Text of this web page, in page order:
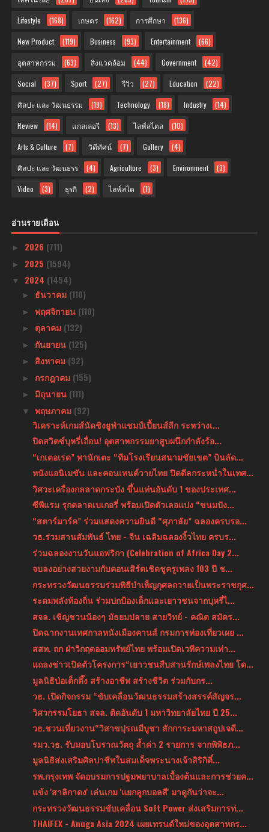
Lifestyle (168) เกษตร (162) การศึกษา (136)
New Product (119) Business (93) Entertainment (66)
อุตสาหกรรม (63) สิ่งแวดล้อม (44) Government (42)
Social (37) Sport (27) รีวิว (27) Education (22)
ศิลปะ และ วัฒนธรรม (19) Technology (18) Industry (14)
Review (14) แกลเลอรี (13) ไลฟ์สไตล (10)
Arts & Culture (7) วิดีทัศน์ (7) Gallery (4)
ศิลปะ และ วัฒนธรร (4) Agriculture (3) Environment (3)
Video (3) ธุรกิ (2) ไลฟ์สไต (1)
อ่านรายเดือน
► 2026 (711)
► 2025 (1594)
▼ 2024 (1454)
► ธันวาคม (110)
► พฤศจิกายน (110)
► ตุลาคม (132)
► กันยายน (125)
► สิงหาคม (92)
► กรกฎาคม (155)
► มิถุนายน (111)
▼ พฤษภาคม (92)
วิเคราะห์เกมส์นัดชิงยูฟ่าแชมป์เปี้ยนส์ลีก ระหว่างเ...
ปิดสวิตซ์บุหรี่เถื่อน! อุตสาหกรรมยาสูบผนึกกำลังร้อ...
“เกเตอเรด” พานักเตะ “ทีมโรงเรียนสนามชัยเขต” บินลัด...
หนังแอนิเมชัน และคอนเทนต์วายไทย ปิดดีลกระหน่ำในเทศ...
วิศวะเครื่องกลลาดกระบัง ขึ้นแท่นอันดับ 1 ของประเทศ...
ซีพีแรม รุกตลาดเบเกอรี่ พร้อมเปิดตัวเลอแปง “ขนมปัง...
“สตาร์มาร์ค” ร่วมแสดงความยินดี “ศุภาลัย” ฉลองครบรอ...
วธ.ร่วมสานสัมพันธ์ ไทย - จีน เฉลิมฉลองงิ้วไทย ครบร...
ร่วมฉลองงานวันแอฟริกา (Celebration of Africa Day 2...
จบลงอย่างสวยงามกับคอนเสิร์ตเชิดชูครูเพลง 103 ปี ช...
กระทรวงวัฒนธรรมร่วมพิธีบำเพ็ญกุศลถวายเป็นพระราชกุศ...
ระดมพลังท้องถิ่น ร่วมปกป้องเด็กและเยาวชนจากบุหรี่ไ...
สจล. เชิญชวนน้องๆ มัธยมปลาย สายวิทย์ - คณิต สมัคร...
ปิดฉากงานเทศกาลหนังเมืองคานส์ กรมการท่องเที่ยวเผย ...
สสท. ถก ฝ่าวิกฤตออมทรัพย์ไทย พร้อมเปิดเวทีความเท่า...
แถลงข่าวเปิดตัวโครงการ“เยาวชนสืบสานรักษ์เพลงไทย โด...
มูลนิธิป่อเต็กตึ๊ง สร้างอาชีพ สร้างชีวิต ร่วมกับกร...
วธ. เปิดกิจกรรม “ขับเคลื่อนวัฒนธรรมสร้างสรรค์สัญจร...
วิศวกรรมโยธา สจล. ติดอันดับ 1 มหาวิทยาลัยไทย ปี 25...
วธ.ชวนเที่ยวงาน“วิสาขปุรณมีบูชา สักการะมหาสถูปเจดี...
รมว.วธ. รับมอบโบราณวัตถุ ล้ำค่า 2 รายการ จากพิพิธภ...
มูลนิธิส่งเสริมศิลปาชีพในสมเด็จพระนางเจ้าสิริกิติ์...
รพ.กรุงเทพ จัดอบรมการปฐมพยาบาลเบื้องต้นและการช่วยค...
แข้ง 'สาลิกาดง' เล่นเกม 'แยกลูกบอลสี' มาดูกันว่าจะ...
กระทรวงวัฒนธรรมขับเคลื่อน Soft Power ส่งเสริมการท่...
THAIFEX - Anuga Asia 2024 เผยเทรนด์ใหม่ของอุตสาหกร...